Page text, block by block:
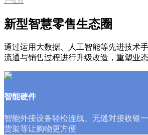
新型智慧零售生态圈
通过运用大数据、人工智能等先进技术
流通与销售过程进行升级改造，重塑业
智能硬件
智能外接设备轻松连线、无缝对接收银
货架等让购物更方便